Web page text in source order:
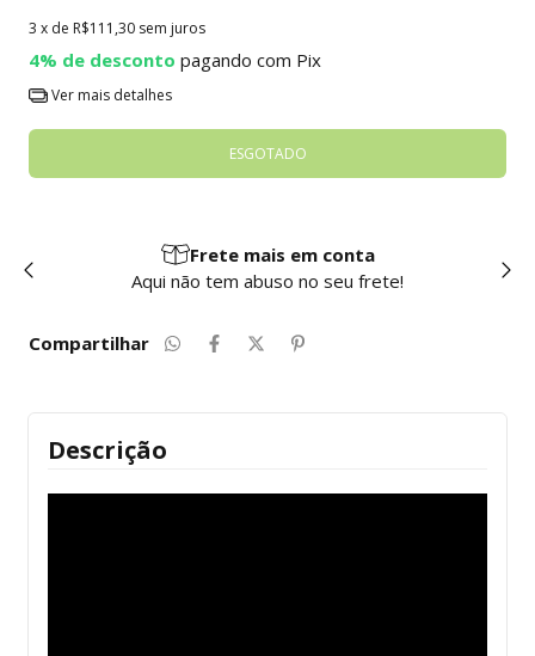
3 x de R$111,30 sem juros
4% de desconto pagando com Pix
Ver mais detalhes
Frete mais em conta
Aqui não tem abuso no seu frete!
Compartilhar
Descrição